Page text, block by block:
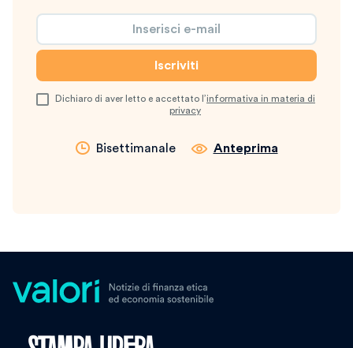
Dichiaro di aver letto e accettato l’informativa in materia di
privacy
Bisettimanale Anteprima